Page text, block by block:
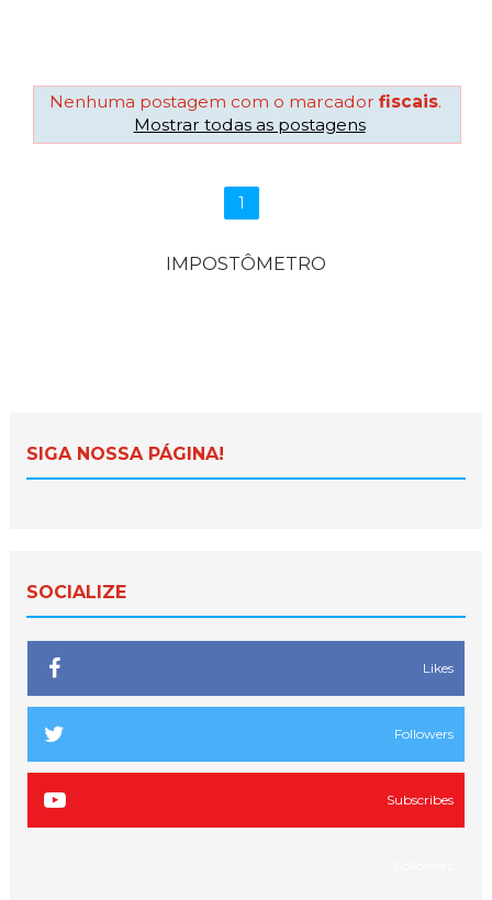
Nenhuma postagem com o marcadorfiscais.
Mostrar todas as postagens
1
IMPOSTÔMETRO
SIGA NOSSA PÁGINA!
SOCIALIZE
Likes
Followers
Subscribes